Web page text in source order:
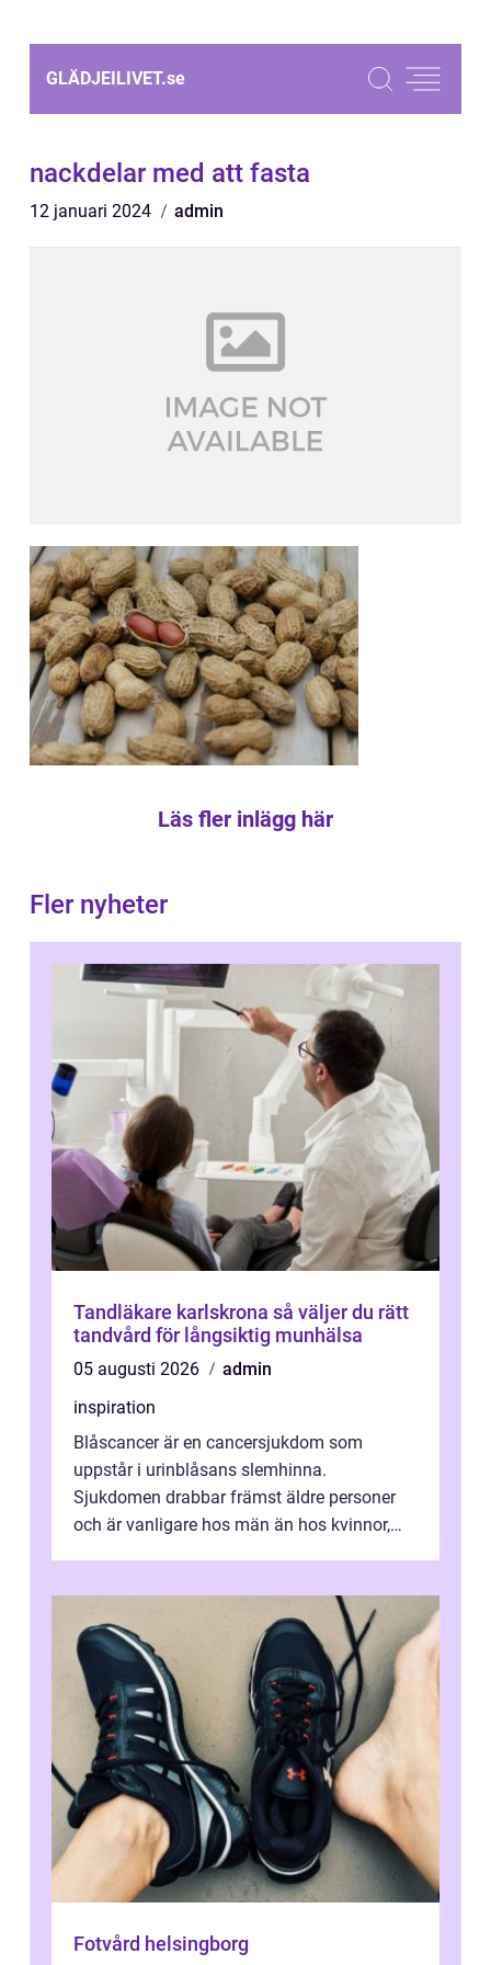
GLÄDJEILIVET.se
nackdelar med att fasta
12 januari 2024 admin
Läs fler inlägg här
Fler nyheter
Tandläkare karlskrona så väljer du rätt
tandvård för långsiktig munhälsa
05 augusti 2026
admin
inspiration
Blåscancer är en cancersjukdom som
uppstår i urinblåsans slemhinna.
Sjukdomen drabbar främst äldre personer
och är vanligare hos män än hos kvinnor,
Fotvård helsingborg